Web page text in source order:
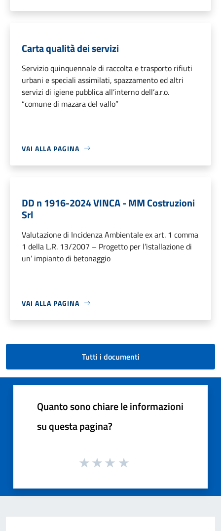
Carta qualità dei servizi
Servizio quinquennale di raccolta e trasporto rifiuti
urbani e speciali assimilati, spazzamento ed altri
servizi di igiene pubblica all’interno dell’a.r.o.
“comune di mazara del vallo”
VAI ALLA PAGINA
DD n 1916-2024 VINCA - MM Costruzioni
Srl
Valutazione di Incidenza Ambientale ex art. 1 comma
1 della L.R. 13/2007 – Progetto per l’istallazione di
un’ impianto di betonaggio
VAI ALLA PAGINA
Tutti i documenti
Quanto sono chiare le informazioni
su questa pagina?